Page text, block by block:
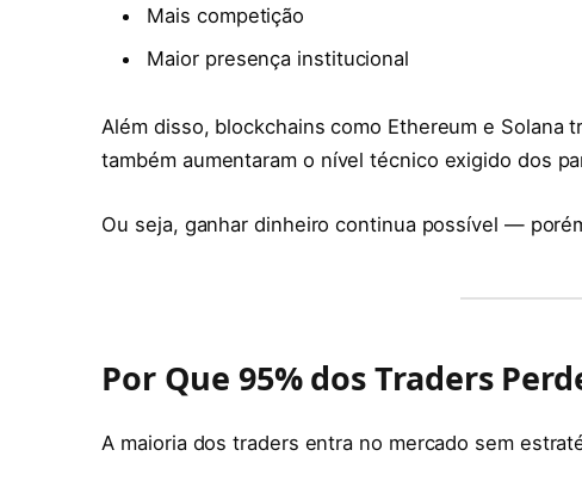
Mais competição
Maior presença institucional
Além disso, blockchains como Ethereum e Solana
também aumentaram o nível técnico exigido dos
Ou seja, ganhar dinheiro continua possível —
Por Que 95% dos Traders
A maioria dos traders entra no mercado sem